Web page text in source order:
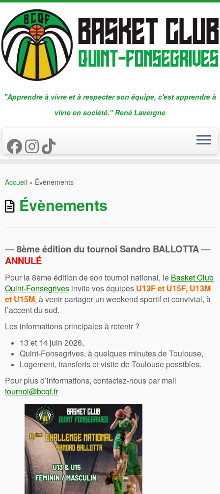
Passer
contenu
"Apprendre à vivre et à respecter son équipe, c'est apprendre à
vivre en société." René Lavergne
Accueil » Évènements
Évènements
—8ème édition du tournoi Sandro BALLOTTA—
ANNULÉ
Pour la 8ème édition de son tournoi national, le Basket Club
Quint-Fonsegrives invite vos équipes U13F et U15F, U13M
et U15M, à venir partager un weekend sportif et convivial, à
l’accent du sud.
Les informations principales à retenir ?
13 et 14 juin 2026,
Quint-Fonsegrives, à quelques minutes de Toulouse,
Logement, transferts et visite de Toulouse possibles.
Pour plus d’informations, contactez-nous par mail
tournoi@bcqf.fr